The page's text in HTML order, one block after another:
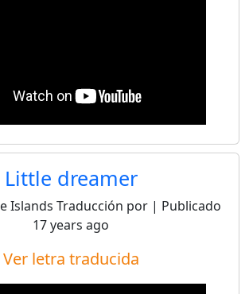
Little dreamer
Islands Traducción por | Publicado
17 years ago
Ver letra traducida